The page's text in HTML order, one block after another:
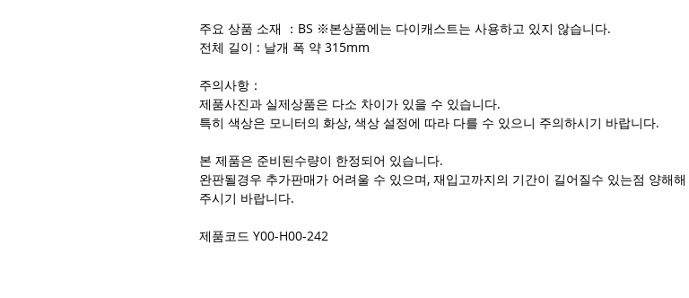
주요 상품 소재 ：BS ※본상품에는 ​​다이캐스트는 사용하고 있지 않습니다.
전체 길이 : 날개 폭 약 315mm
주의사항：
제품사진과 실제상품은 다소 차이가 있을 수 있습니다.
특히 색상은 모니터의 화상, 색상 설정에 따라 다를 수 있으니 주의하시기 바랍니다.
본 제품은 준비된수량이 한정되어 있습니다.
완판될경우 추가판매가 어려울 수 있으며, 재입고까지의 기간이 길어질수 있는점 양해해
주시기 바랍니다.
제품코드 Y00-H00-242